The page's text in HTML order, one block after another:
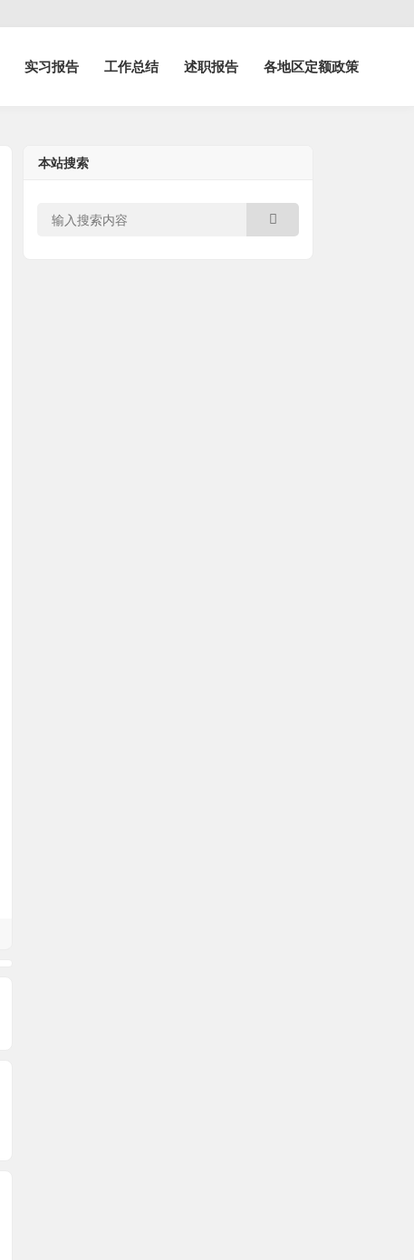
实习报告 工作总结 述职报告 各地区定额政策
本站搜索